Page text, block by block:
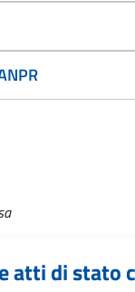
atti di stato